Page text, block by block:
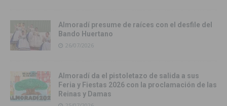
Almoradí presume de raíces con el desfile del
Bando Huertano
26/07/2026
Almoradí da el pistoletazo de salida a sus
Feria y Fiestas 2026 con la proclamación de las
Reinas y Damas